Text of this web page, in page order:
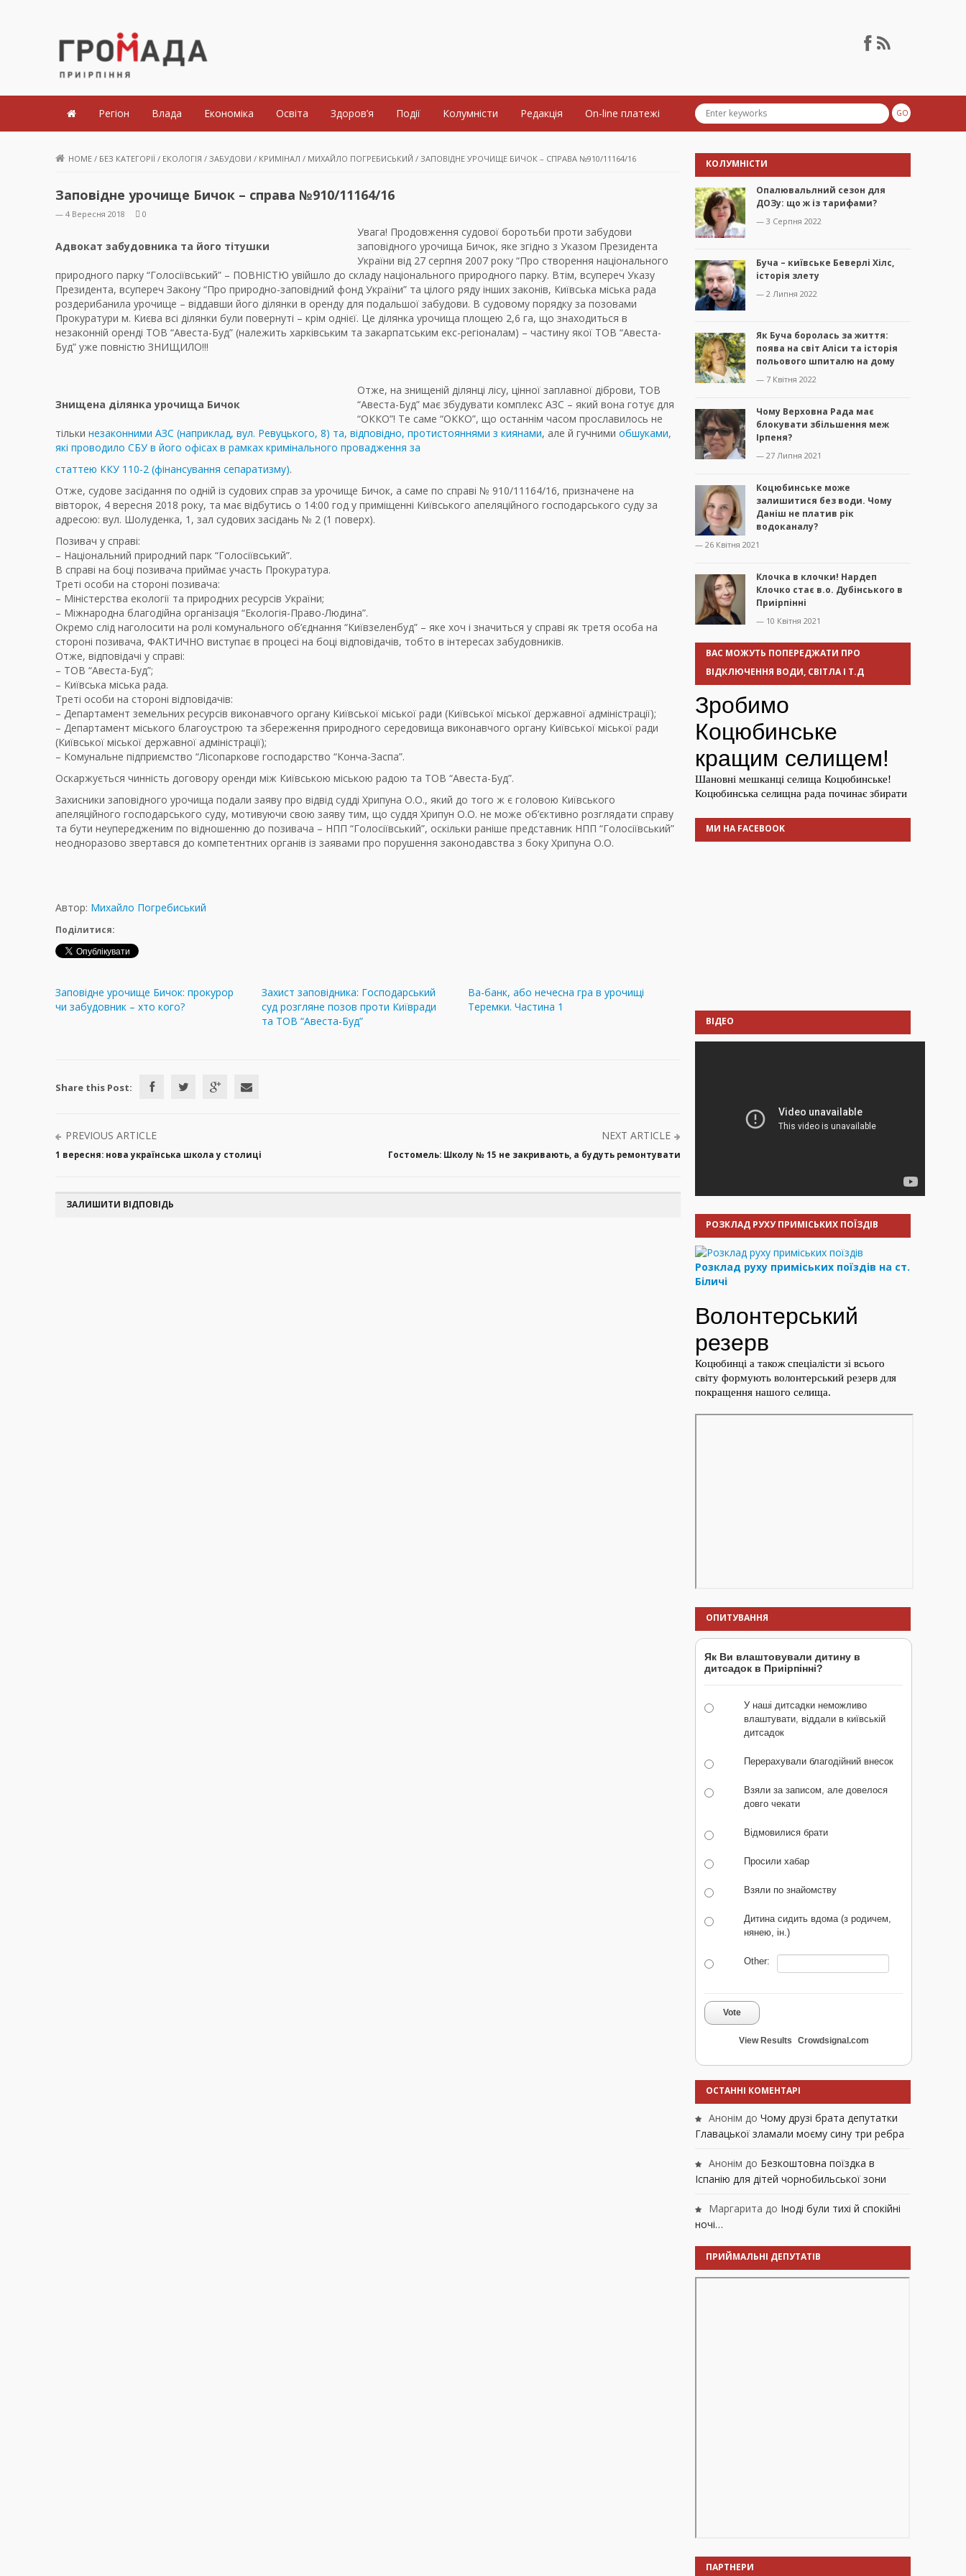
Громада Приірпіння
Регіон Влада Економіка Освіта Здоров’я Події Колумністи Редакція On-line платежі
HOME / БЕЗ КАТЕГОРІЇ / ЕКОЛОГІЯ / ЗАБУДОВИ / КРИМІНАЛ / МИХАЙЛО ПОГРЕБИСЬКИЙ / ЗАПОВІДНЕ УРОЧИЩЕ БИЧОК – СПРАВА №910/11164/16
Заповідне урочище Бичок – справа №910/11164/16
— 4 Вересня 2018 0
Адвокат забудовника та його тітушки
Увага! Продовження судової боротьби проти забудови
заповідного урочища Бичок, яке згідно з Указом Президента
України від 27 серпня 2007 року “Про створення національного
природного парку “Голосіївський” – ПОВНІСТЮ увійшло до складу національного природного парку. Втім, всупереч Указу
Президента, всупереч Закону “Про природно-заповідний фонд України” та цілого ряду інших законів, Київська міська рада
роздерибанила урочище – віддавши його ділянки в оренду для подальшої забудови. В судовому порядку за позовами
Прокуратури м. Києва всі ділянки були повернуті – крім однієї. Це ділянка урочища площею 2,6 га, що знаходиться в
незаконній оренді ТОВ “Авеста-Буд” (належить харківським та закарпатським екс-регіоналам) – частину якої ТОВ “Авеста-
Буд” уже повністю ЗНИЩИЛО!!!
Знищена ділянка урочища Бичок
Отже, на знищеній ділянці лісу, цінної заплавної діброви, ТОВ
“Авеста-Буд” має збудувати комплекс АЗС – який вона готує для
“ОККО”! Те саме “ОККО”, що останнім часом прославилось не
тільки незаконними АЗС (наприклад, вул. Ревуцького, 8) та, відповідно, протистояннями з киянами, але й гучними обшуками,
які проводило СБУ в його офісах в рамках кримінального провадження за
статтею ККУ 110-2 (фінансування сепаратизму).
Отже, судове засідання по одній із судових справ за урочище Бичок, а саме по справі № 910/11164/16, призначене на
вівторок, 4 вересня 2018 року, та має відбутись о 14:00 год у приміщенні Київського апеляційного господарського суду за
адресою: вул. Шолуденка, 1, зал судових засідань № 2 (1 поверх).
Позивач у справі:
– Національний природний парк “Голосіївський”.
В справі на боці позивача приймає участь Прокуратура.
Треті особи на стороні позивача:
– Міністерства екології та природних ресурсів України;
– Міжнародна благодійна організація “Екологія-Право-Людина”.
Окремо слід наголосити на ролі комунального об’єднання “Київзеленбуд” – яке хоч і значиться у справі як третя особа на
стороні позивача, ФАКТИЧНО виступає в процесі на боці відповідачів, тобто в інтересах забудовників.
Отже, відповідачі у справі:
– ТОВ “Авеста-Буд”;
– Київська міська рада.
Треті особи на стороні відповідачів:
– Департамент земельних ресурсів виконавчого органу Київської міської ради (Київської міської державної адміністрації);
– Департамент міського благоустрою та збереження природного середовища виконавчого органу Київської міської ради
(Київської міської державної адміністрації);
– Комунальне підприємство “Лісопаркове господарство “Конча-Заспа”.
Оскаржується чинність договору оренди між Київською міською радою та ТОВ “Авеста-Буд”.
Захисники заповідного урочища подали заяву про відвід судді Хрипуна О.О., який до того ж є головою Київського
апеляційного господарського суду, мотивуючи свою заяву тим, що суддя Хрипун О.О. не може об’єктивно розглядати справу
та бути неупередженим по відношенню до позивача – НПП “Голосіївський”, оскільки раніше представник НПП “Голосіївський”
неодноразово звертався до компетентних органів із заявами про порушення законодавства з боку Хрипуна О.О.
Автор: Михайло Погребиський
Поділитися:
Заповідне урочище Бичок: прокурор
чи забудовник – хто кого?
Захист заповідника: Господарський
суд розгляне позов проти Київради
та ТОВ “Авеста-Буд”
Ва-банк, або нечесна гра в урочищі
Теремки. Частина 1
Share this Post:
PREVIOUS ARTICLE
1 вересня: нова українська школа у столиці
NEXT ARTICLE
Гостомель: Школу № 15 не закривають, а будуть ремонтувати
ЗАЛИШИТИ ВІДПОВІДЬ
КОЛУМНІСТИ
Опалювальлний сезон для
ДОЗу: що ж із тарифами?
— 3 Серпня 2022
Буча – київське Беверлі Хілс,
історія злету
— 2 Липня 2022
Як Буча боролась за життя:
поява на світ Аліси та історія
польового шпиталю на дому
— 7 Квітня 2022
Чому Верховна Рада має
блокувати збільшення меж
Ірпеня?
— 27 Липня 2021
Коцюбинське може
залишитися без води. Чому
Даніш не платив рік
водоканалу?
— 26 Квітня 2021
Клочка в клочки! Нардеп
Клочко стає в.о. Дубінського в
Приірпінні
— 10 Квітня 2021
ВАС МОЖУТЬ ПОПЕРЕДЖАТИ ПРО
ВІДКЛЮЧЕННЯ ВОДИ, СВІТЛА І Т.Д
МИ НА FACEBOOK
ВІДЕО
РОЗКЛАД РУХУ ПРИМІСЬКИХ ПОЇЗДІВ
Розклад руху приміських поїздів на ст.
Біличі
ОПИТУВАННЯ
Як Ви влаштовували дитину в
дитсадок в Приірпінні?
У наші дитсадки неможливо
влаштувати, віддали в київській
дитсадок
Перерахували благодійний внесок
Взяли за записом, але довелося
довго чекати
Відмовилися брати
Просили хабар
Взяли по знайомству
Дитина сидить вдома (з родичем,
нянею, ін.)
Other:
Vote
View Results Crowdsignal.com
ОСТАННІ КОМЕНТАРІ
Анонім до Чому друзі брата депутатки
Главацької зламали моєму сину три ребра
Анонім до Безкоштовна поїздка в
Іспанію для дітей чорнобильської зони
Маргарита до Іноді були тихі й спокійні
ночі…
ПРИЙМАЛЬНІ ДЕПУТАТІВ
ПАРТНЕРИ